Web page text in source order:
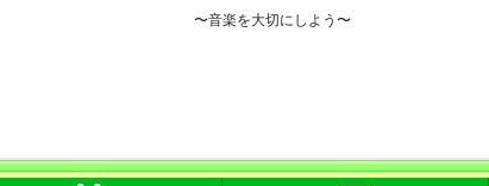
〜音楽を大切にしよう〜